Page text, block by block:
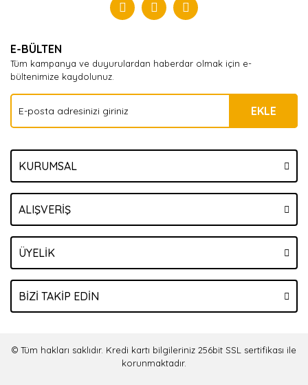
Yorum Yaz
E-BÜLTEN
Tüm kampanya ve duyurulardan haberdar olmak için e-
bültenimize kaydolunuz.
EKLE
KURUMSAL
ALIŞVERİŞ
ÜYELİK
BİZİ TAKİP EDİN
© Tüm hakları saklıdır. Kredi kartı bilgileriniz 256bit SSL sertifikası ile
korunmaktadır.